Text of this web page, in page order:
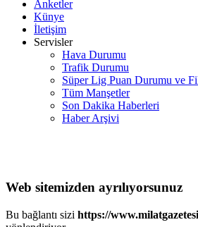
Anketler
Künye
İletişim
Servisler
Hava Durumu
Trafik Durumu
Süper Lig Puan Durumu ve
Tüm Manşetler
Son Dakika Haberleri
Haber Arşivi
Web sitemizden ayrılıyorsunuz
Bu bağlantı sizi https://